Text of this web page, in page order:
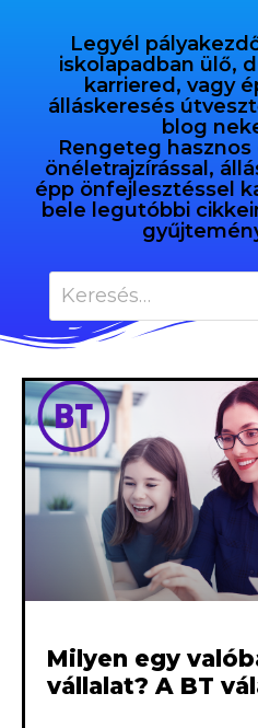
Legyél
iskolapadban ülő,
karriered, vagy
álláskeresés
blog
Rengeteg
önéletrajzírással,
épp önfejlesztéssel
bele legutóbbi
Milyen egy
vállalat? A BT